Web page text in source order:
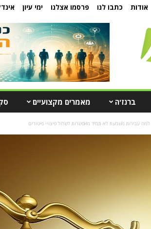
אודות כתבו לנו פרסמו אצלנו ימי עיון
ברנז'ה מאמרים מקצועיים
למה עבירות משמעת לא תמיד מאפשרות לשלול פיצויי פיטורים